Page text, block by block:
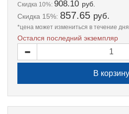
Скидка 10%: 908.10 руб.
Скидка 15%: 857.65 руб.
*цена может измениться в течение дня
Остался последний экземпляр